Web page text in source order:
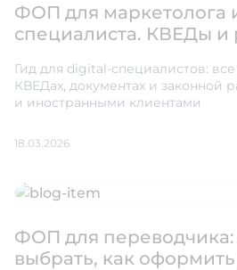
ФОП для маркетолога
специалиста. КВЕДы и
Гид для digital-специалистов:
КВЕДах, документах и законной
и иностранными клиентами
18.03.2026
ФОП для
выбрать, как